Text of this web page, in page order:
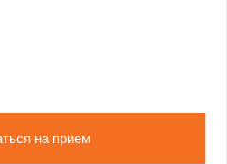
на прием